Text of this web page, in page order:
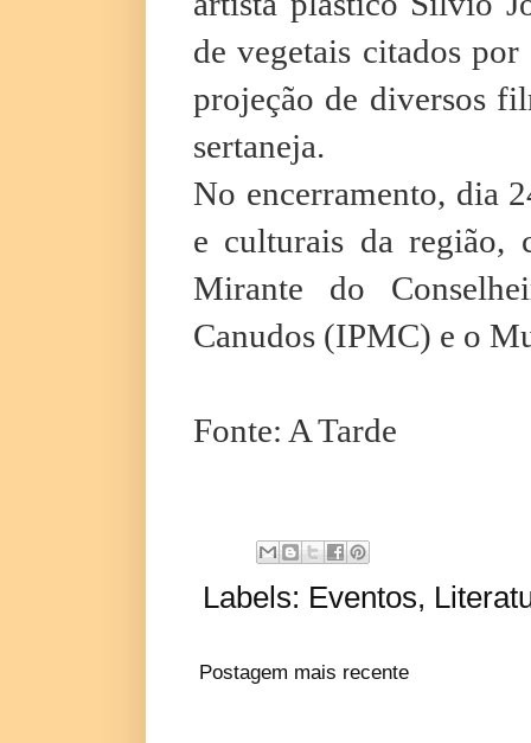
de vegetais citados
projeção de diversos
sertaneja.
No encerramento, dia
e culturais da região,
Mirante do
Canudos (IPMC) e o
Fonte: A Tarde
Labels: Eventos,
Postagem mais recente